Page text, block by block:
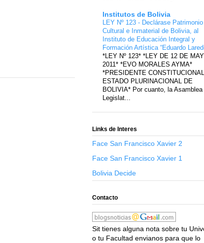
Institutos de Bolivia
LEY Nº 123 - Declárase Patrimonio
Cultural e Inmaterial de Bolivia, al
Instituto de Educación Integral y
Formación Artística “Eduardo
*LEY Nº 123* *LEY DE 12 DE
2011* *EVO MORALES AYMA*
*PRESIDENTE
ESTADO PLURINACIONAL DE
BOLIVIA* Por cuanto, la Asamblea
Legislat...
Links de Interes
Face San Francisco Xavier 2
Face San Francisco Xavier 1
Bolivia Decide
Contacto
Sit tienes alguna nota sobre tu
o tu Facultad envianos para que lo